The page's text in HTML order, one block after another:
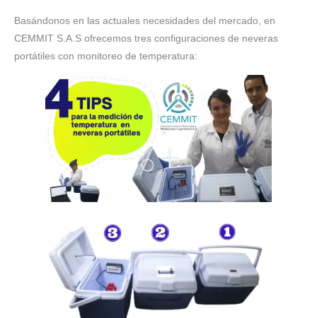
Basándonos en las actuales necesidades del mercado, en
CEMMIT S.A.S ofrecemos tres configuraciones de neveras
portátiles con monitoreo de temperatura: